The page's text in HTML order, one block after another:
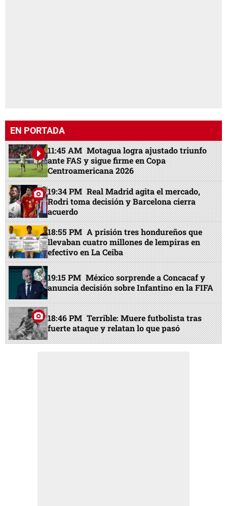
EN PORTADA
11:45 AM Motagua logra ajustado triunfo
ante FAS y sigue firme en Copa
Centroamericana 2026
19:34 PM Real Madrid agita el mercado,
Rodri toma decisión y Barcelona cierra
acuerdo
18:55 PM A prisión tres hondureños que
llevaban cuatro millones de lempiras en
efectivo en La Ceiba
19:15 PM México sorprende a Concacaf y
anuncia decisión sobre Infantino en la FIFA
18:46 PM Terrible: Muere futbolista tras
fuerte ataque y relatan lo que pasó